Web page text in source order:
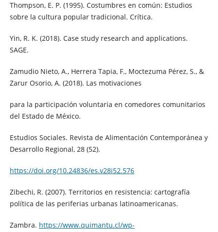
Thompson, E. P. (1995). Costumbres en común: Estudios
sobre la cultura popular tradicional. Crítica.
Yin, R. K. (2018). Case study research and applications.
SAGE.
Zamudio Nieto, A., Herrera Tapia, F., Moctezuma Pérez, S., &
Zarur Osorio, A. (2018). Las motivaciones
para la participación voluntaria en comedores comunitarios
del Estado de México.
Estudios Sociales. Revista de Alimentación Contemporánea y
Desarrollo Regional, 28 (52).
https://doi.org/10.24836/es.v28i52.576
Zibechi, R. (2007). Territorios en resistencia: cartografía
política de las periferias urbanas latinoamericanas.
Zambra. https://www.quimantu.cl/wp-